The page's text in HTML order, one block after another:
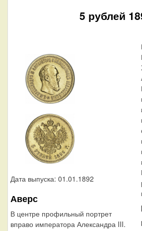
5 рублей
Дата выпуска: 01.01.1892
Аверс
В центре профильный портрет
вправо императора Александра III.